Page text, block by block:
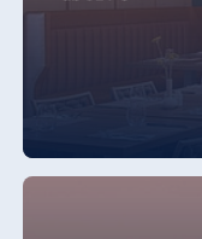
Hotel &
Resort Calabria